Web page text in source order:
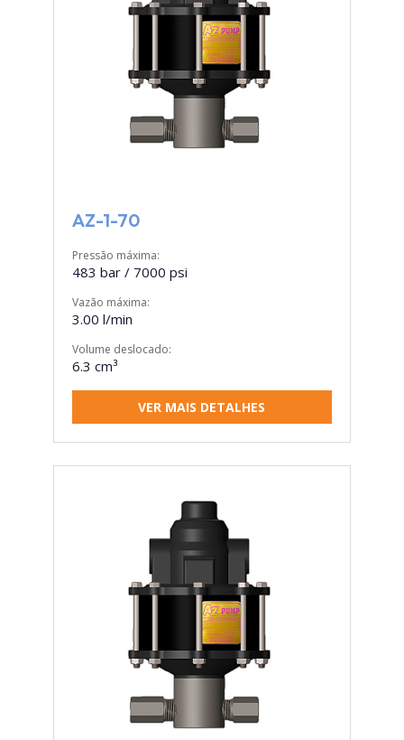
AZ-1-70
Pressão máxima:
483 bar / 7000 psi
Vazão máxima:
3.00 l/min
Volume deslocado:
6.3 cm³
VER MAIS DETALHES